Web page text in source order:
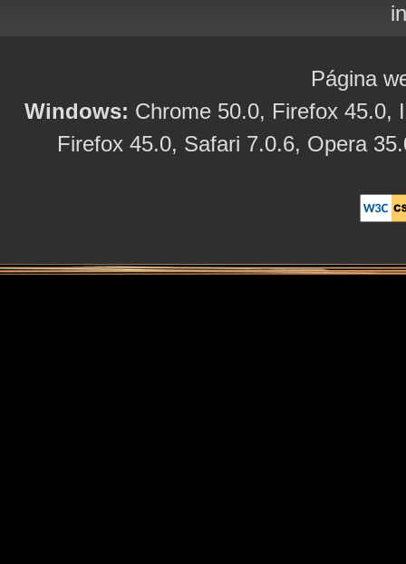
Página
Windows: Chrome 50.0, Firefox 45.0,
Firefox 45.0, Safari 7.0.6, Opera